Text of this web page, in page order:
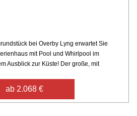
bei Overby Lyng erwartet Sie
mit Pool und Whirlpool im
Ausblick zur Küste! Der große, mit
ab 2.068 €